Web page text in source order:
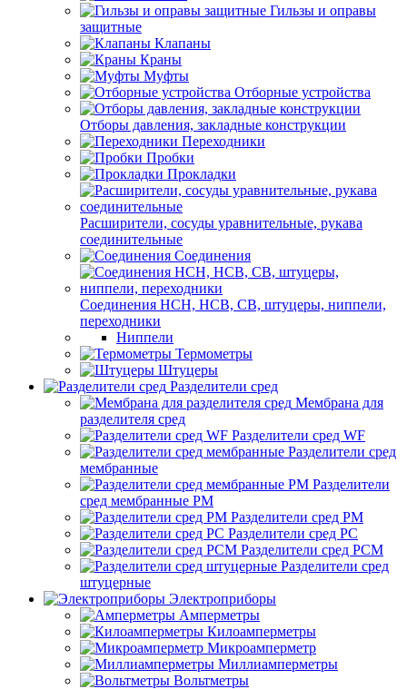
Гильзы и оправы
защитные
Клапаны
Краны
Муфты
Отборные устройства
Отборы давления, закладные конструкции
Переходники
Пробки
Прокладки
Расширители, сосуды уравнительные, рукава
соединительные
Соединения
Соединения НСН, НСВ, СВ, штуцеры, ниппели,
переходники
Ниппели
Термометры
Штуцеры
Разделители сред
Мембрана для
разделителя сред
Разделители сред WF
Разделители сред
мембранные
Разделители
сред мембранные РМ
Разделители сред РМ
Разделители сред РС
Разделители сред РСМ
Разделители сред
штуцерные
Электроприборы
Амперметры
Килоамперметры
Микроамперметр
Миллиамперметры
Вольтметры